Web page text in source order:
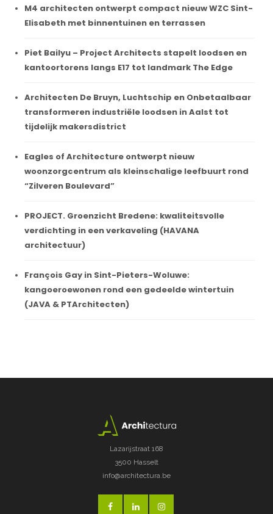
M4 architecten ontwerpt compact nieuw WZC Sint-
Elisabeth met binnentuinen en terrassen
Piet Bailyu – Project Architects stapelt loodsen en
kantoortorens langs E17 tot landmark The Edge
Architecten De Bruyn, Luchtschip en Onbetaalbaar
transformeren industriële loodsen in Aalst tot
tijdelijk makersdistrict
Eagles of Architecture ontwerpt nieuw
woonzorgcentrum als kleinschalige leefbuurt rond
“Zilveren Boulevard”
PROJECT. Groenzicht Bredene: kwaliteitsvolle
verdichting in een verkaveling (HAVANA
architectuur)
François Gay in Sint-Pieters-Woluwe:
kangoeroewonen rond een gedeelde wintertuin
(JAVA & PTArchitecten)
Lazarijstraat 168
3500 Hasselt
info@architectura.be